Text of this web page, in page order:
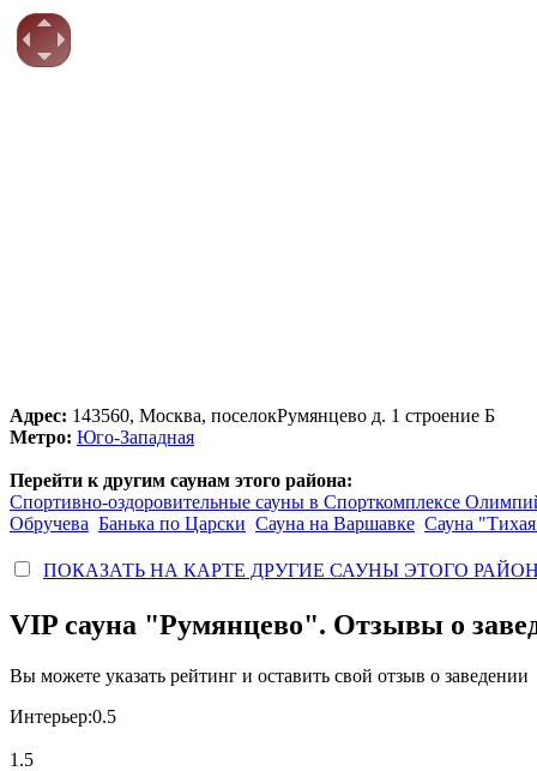
Адрес: 143560, Москва, поселокРумянцево д. 1 строение Б
Метро: Юго-Западная
Перейти к другим саунам этого района:
Спортивно-оздоровительные сауны в Спорткомплексе
Обручева Банька по Царски Сауна на Варшавке Сауна
ПОКАЗАТЬ НА КАРТЕ ДРУГИЕ САУНЫ ЭТОГО
VIP сауна "Румянцево". Отзывы о
Вы можете указать рейтинг и оставить свой отзыв о заведении
Интерьер:0.5
1.5